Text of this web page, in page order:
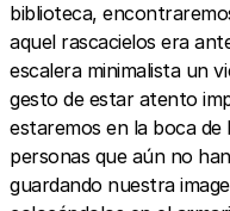
biblioteca,
aquel rascacielos era
escalera minimalista un
gesto de estar atento
estaremos en la boca de
personas que aún no
guardando nuestra